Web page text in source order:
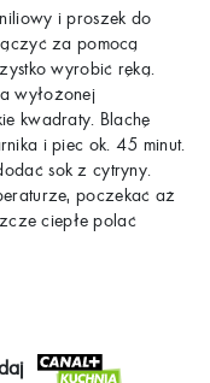
i proszek do
za pomocą
wyrobić ręką.
wyłożonej
kwadraty. Blachę
i piec ok. 45 minut.
sok z cytryny.
poczekać aż
ciepłe polać